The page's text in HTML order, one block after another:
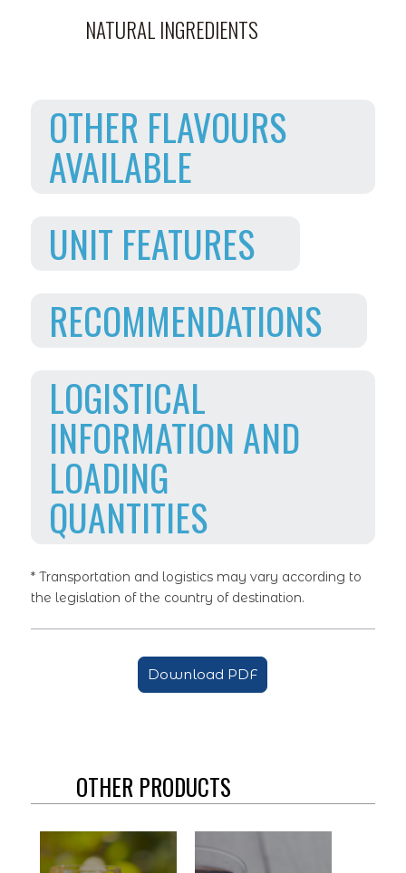
NATURAL INGREDIENTS
OTHER FLAVOURS
AVAILABLE
UNIT FEATURES
RECOMMENDATIONS
LOGISTICAL
INFORMATION AND
LOADING
QUANTITIES
* Transportation and logistics may vary according to
the legislation of the country of destination.
Download PDF
OTHER PRODUCTS